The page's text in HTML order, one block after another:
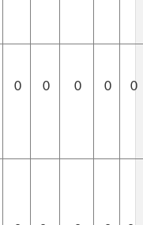
0 0 0 0 0